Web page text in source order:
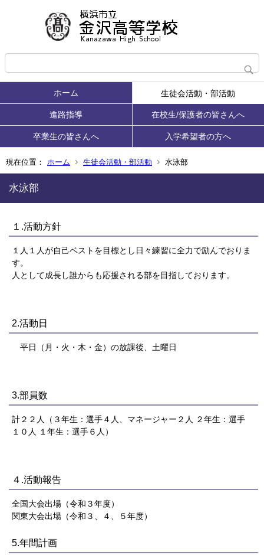
ホーム 生徒会活動・部活動
進路指導 在校生/保護者の皆さんへ
卒業生の皆さんへ 入学希望者の方へ
現在位置： ホーム 生徒会活動・部活動 水泳部
水泳部
１.活動方針
１人１人が自己ベストを目標とし日々練習に全力で励んでおりま
す。
人として成長し誰からも応援される部を目指しております。
2.活動日
平日（月・火・木・金）の放課後、土曜日
3.部員数
計２２人（３年生：選手４人、マネージャー２人 ２年生：選手
１０人 １年生：選手６人）
４.活動報告
全国大会出場（令和３年度）
関東大会出場（令和３、４、５年度）
5.年間計画